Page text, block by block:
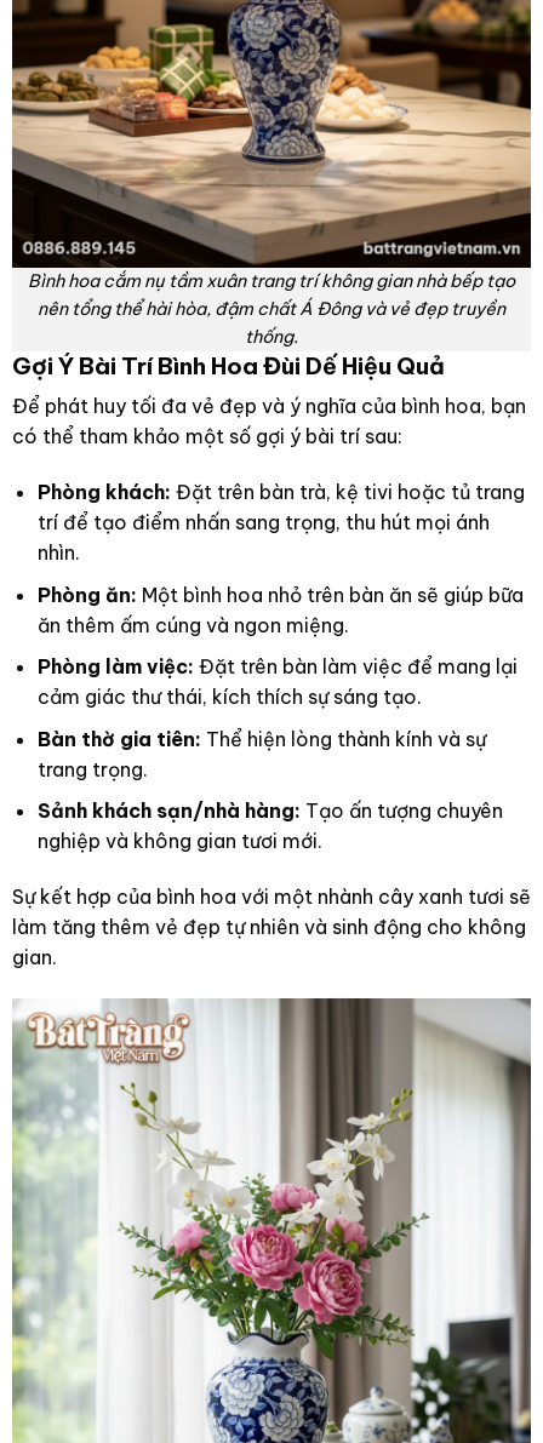
Bình hoa cắm nụ tầm xuân trang trí không gian nhà bếp tạo
nên tổng thể hài hòa, đậm chất Á Đông và vẻ đẹp truyền
thống.
Gợi Ý Bài Trí Bình Hoa Đùi Dế Hiệu Quả
Để phát huy tối đa vẻ đẹp và ý nghĩa của bình hoa, bạn
có thể tham khảo một số gợi ý bài trí sau:
Phòng khách: Đặt trên bàn trà, kệ tivi hoặc tủ trang
trí để tạo điểm nhấn sang trọng, thu hút mọi ánh
nhìn.
Phòng ăn: Một bình hoa nhỏ trên bàn ăn sẽ giúp bữa
ăn thêm ấm cúng và ngon miệng.
Phòng làm việc: Đặt trên bàn làm việc để mang lại
cảm giác thư thái, kích thích sự sáng tạo.
Bàn thờ gia tiên: Thể hiện lòng thành kính và sự
trang trọng.
Sảnh khách sạn/nhà hàng: Tạo ấn tượng chuyên
nghiệp và không gian tươi mới.
Sự kết hợp của bình hoa với một nhành cây xanh tươi sẽ
làm tăng thêm vẻ đẹp tự nhiên và sinh động cho không
gian.